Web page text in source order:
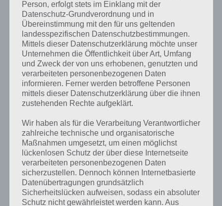
Screenshots zu Die Sims Mobile
Im Gegensatz zur PC- und Konsolenversion gibt es in Die Sims
Mobile wie bei Free2Play Spielen üblich Energie, In-App-Käufe und
mehr. So kannst du nicht unbegrenzt Aktionen durchführen,
sondern musst immer wieder warten bis es weitergeht – oder du
greifst eben zum In-App-Kauf.
Wer Fans der Spielereihe ist, wird aber auch mti Die Sims Mobile
seinen Spaß haben, zumal es zahlreiche neue Dinge zu entdecken
gibt.
Weitere Informationen zu Die Sims
Mobile
Person, erfolgt stets im Einklang mit der
Datenschutz-Grundverordnung und in
Übereinstimmung mit den für uns geltenden
landesspezifischen Datenschutzbestimmungen.
Mittels dieser Datenschutzerklärung möchte unser
Unternehmen die Öffentlichkeit über Art, Umfang
und Zweck der von uns erhobenen, genutzten und
verarbeiteten personenbezogenen Daten
informieren. Ferner werden betroffene Personen
mittels dieser Datenschutzerklärung über die ihnen
zustehenden Rechte aufgeklärt.
Wir haben als für die Verarbeitung Verantwortlicher
zahlreiche technische und organisatorische
Maßnahmen umgesetzt, um einen möglichst
lückenlosen Schutz der über diese Internetseite
verarbeiteten personenbezogenen Daten
sicherzustellen. Dennoch können Internetbasierte
Datenübertragungen grundsätzlich
Sicherheitslücken aufweisen, sodass ein absoluter
Schutz nicht gewährleistet werden kann. Aus